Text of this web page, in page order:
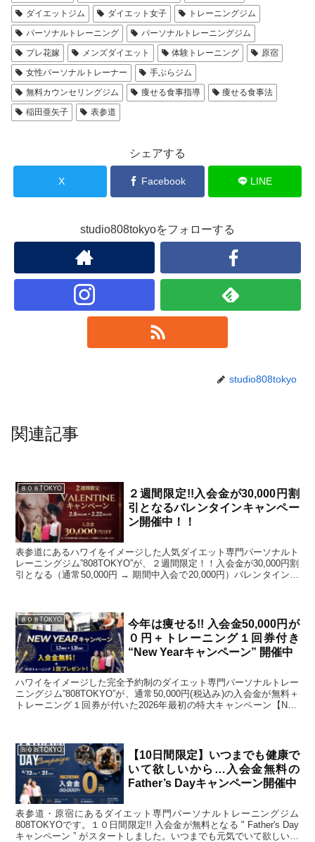
ダイエットジム
ダイエット女子
トレーニングジム
パーソナルトレーニング
パーソナルトレーニングジム
プレ花嫁
メンズダイエット 体験トレーニング
原宿
女性パーソナルトレーナー
手ぶらジム
無料カウンセリングジム
痩せる食事指導
痩せる食事法
稲田亜矢子
表参道
シェアする
X Facebook LINE
studio808tokyoをフォローする
studio808tokyo
関連記事
８０８TOKYO
２週間限定!!入会金が30,000円割
引となるバレンタインキャンペー
ン開催中！！
表参道にあるハワイをイメージした人気ダイエット専門パーソナルト
レーニングジム”808TOKYO”が、２週間限定！！入会金が30,000円割
引となる（通常50,000円 → 期間中入会で20,000円）バレンタインキ
８０８TOKYO
今年は痩せる!! 入会金50,000円が
０円＋トレーニング１回券付き
“New Yearキャンペーン” 開催中
ハワイをイメージした完全予約制のダイエット専門パーソナルトレー
ニングジム”808TOKYO”が、通常50,000円(税込み)の入会金が無料＋
トレーニング１回券が付いた2026年最初の特大キャンペーン【New
８０８TOKYO
【10日間限定】いつまでも健康で
いて欲しいから…入会金無料の
Father’s Dayキャンペーン開催中
表参道・原宿にあるダイエット専門パーソナルトレーニングジム
808TOKYOです。１０日間限定!! 入会金が無料となる " Father's Day
キャンペーン ” がスタートしました。いつまでも元気でいて欲しいご